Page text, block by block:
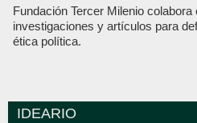
Fundación Tercer Milenio
investigaciones y artículos para
ética política.
IDEARIO